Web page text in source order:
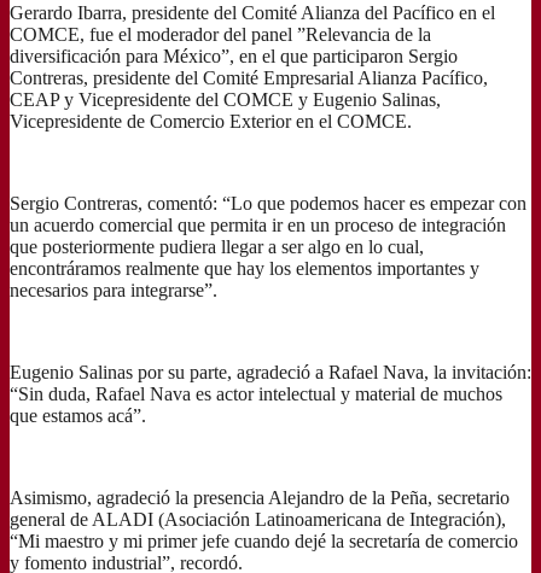
Gerardo Ibarra, presidente del Comité Alianza del Pacífico en el
COMCE, fue el moderador del panel ”Relevancia de la
diversificación para México”, en el que participaron Sergio
Contreras, presidente del Comité Empresarial Alianza Pacífico,
CEAP y Vicepresidente del COMCE y Eugenio Salinas,
Vicepresidente de Comercio Exterior en el COMCE.
Sergio Contreras, comentó: “Lo que podemos hacer es empezar con
un acuerdo comercial que permita ir en un proceso de integración
que posteriormente pudiera llegar a ser algo en lo cual,
encontráramos realmente que hay los elementos importantes y
necesarios para integrarse”.
Eugenio Salinas por su parte, agradeció a Rafael Nava, la invitación:
“Sin duda, Rafael Nava es actor intelectual y material de muchos
que estamos acá”.
Asimismo, agradeció la presencia Alejandro de la Peña, secretario
general de ALADI (Asociación Latinoamericana de Integración),
“Mi maestro y mi primer jefe cuando dejé la secretaría de comercio
y fomento industrial”, recordó.